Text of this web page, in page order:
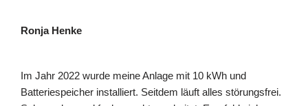
Ronja Henke
Im Jahr 2022 wurde meine Anlage mit 10 kWh und
Batteriespeicher installiert. Seitdem läuft alles störungsfrei.